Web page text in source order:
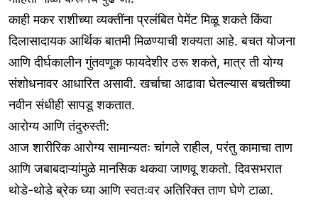
काही मकर राशीच्या व्यक्तींना प्रलंबित पेमेंट मिळू शकते किंवा
दिलासादायक आर्थिक बातमी मिळण्याची शक्यता आहे. बचत योजना
आणि दीर्घकालीन गुंतवणूक फायदेशीर ठरू शकते, मात्र ती योग्य
संशोधनावर आधारित असावी. खर्चाचा आढावा घेतल्यास बचतीच्या
नवीन संधीही सापडू शकतात.
आरोग्य आणि तंदुरुस्ती:
आज शारीरिक आरोग्य सामान्यतः चांगले राहील, परंतु कामाचा ताण
आणि जबाबदाऱ्यांमुळे मानसिक थकवा जाणवू शकतो. दिवसभरात
थोडे-थोडे ब्रेक घ्या आणि स्वतःवर अतिरिक्त ताण घेणे टाळा.